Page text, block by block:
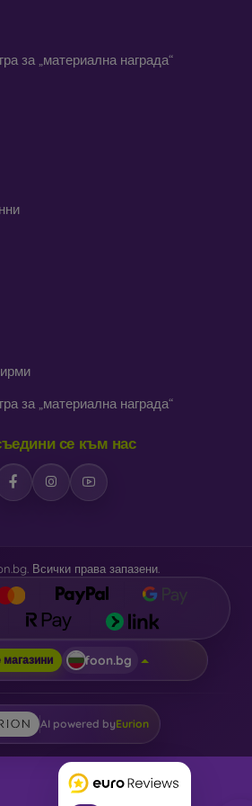
за „материална награда“
за „материална награда“
се към нас
Всички права запазени.
foon.bg
AI powered byEurion